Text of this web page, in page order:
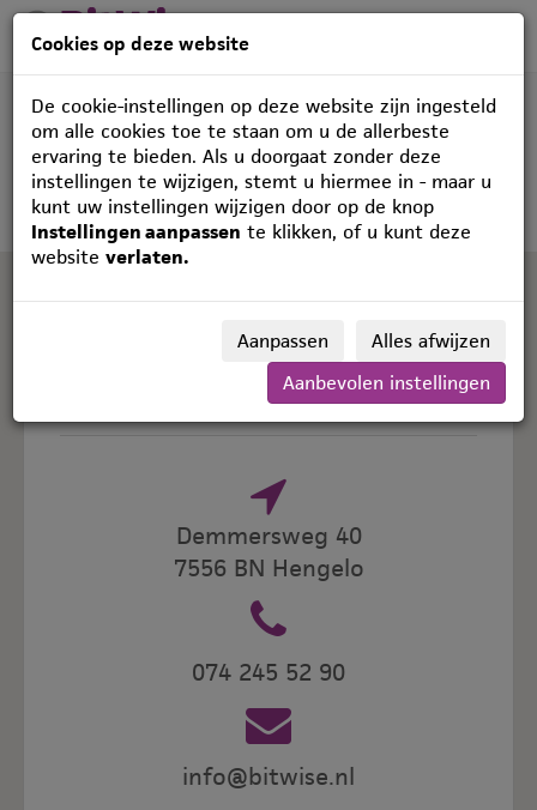
Contact
Demmersweg 40
7556 BN Hengelo
074 245 52 90
info@bitwise.nl
Cookies op deze website
De cookie-instellingen op deze website zijn ingesteld
om alle cookies toe te staan om u de allerbeste
ervaring te bieden. Als u doorgaat zonder deze
instellingen te wijzigen, stemt u hiermee in - maar u
kunt uw instellingen wijzigen door op de knop
Instellingen aanpassen te klikken, of u kunt deze
website verlaten.
Aanpassen
Alles afwijzen
Aanbevolen instellingen